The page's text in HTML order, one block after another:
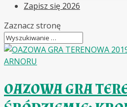
Zapisz się 2026
Zaznacz stronę
OAZOWA GRA